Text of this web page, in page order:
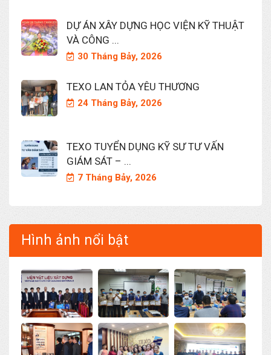
DỰ ÁN XÂY DỰNG HỌC VIỆN KỸ THUẬT
VÀ CÔNG ...
30 Tháng Bảy, 2026
TEXO LAN TỎA YÊU THƯƠNG
24 Tháng Bảy, 2026
TEXO TUYỂN DỤNG KỸ SƯ TƯ VẤN
GIÁM SÁT – ...
7 Tháng Bảy, 2026
Hình ảnh nổi bật